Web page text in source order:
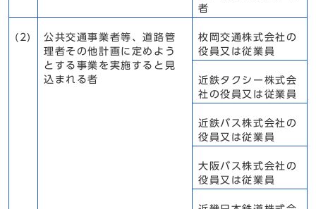
者
(2)
公共交通事業者等、道路管
理者その他計画に定めよう
とする事業を実施すると見
込まれる者
枚岡交通株式会社の
役員又は従業員
近鉄タクシー株式会
社の役員又は従業員
近鉄バス株式会社の
役員又は従業員
大阪バス株式会社の
役員又は従業員